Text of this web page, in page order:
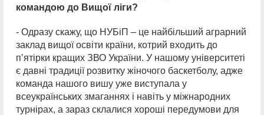
командою до Вищої ліги?
- Одразу скажу, що НУБіП – це найбільший аграрний
заклад вищої освіти країни, котрий входить до
п’ятірки кращих ЗВО України. У нашому університеті
є давні традиції розвитку жіночого баскетболу, адже
команда нашого вишу уже виступала у
всеукраїнських змаганнях і навіть у міжнародних
турнірах, а зараз склалися хороші передумови для